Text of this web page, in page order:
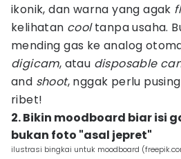
ikonik, dan warna yang agak
kelihatan cooltanpa usaha.
mending gas ke analog
digicam, atau disposable
and shoot, nggak perlu
ribet!
2. Bikin moodboard biar isi
bukan foto "asal jepret"
ilustrasi bingkai untuk moodboard